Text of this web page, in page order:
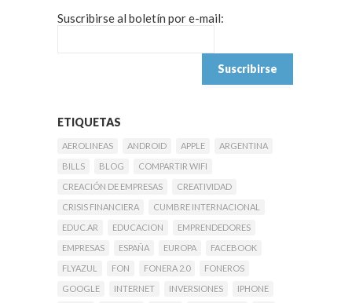
Suscribirse al boletín por e-mail:
ETIQUETAS
AEROLINEAS ANDROID APPLE
ARGENTINA
BILLS
BLOG
COMPARTIR WIFI
CREACIÓN DE EMPRESAS
CREATIVIDAD
CRISIS FINANCIERA
CUMBRE INTERNACIONAL
EDUC.AR
EDUCACION
EMPRENDEDORES
EMPRESAS
ESPAÑA EUROPA
FACEBOOK
FLYAZUL
FON FONERA 2.0
FONEROS
GOOGLE
INTERNET INVERSIONES
IPHONE